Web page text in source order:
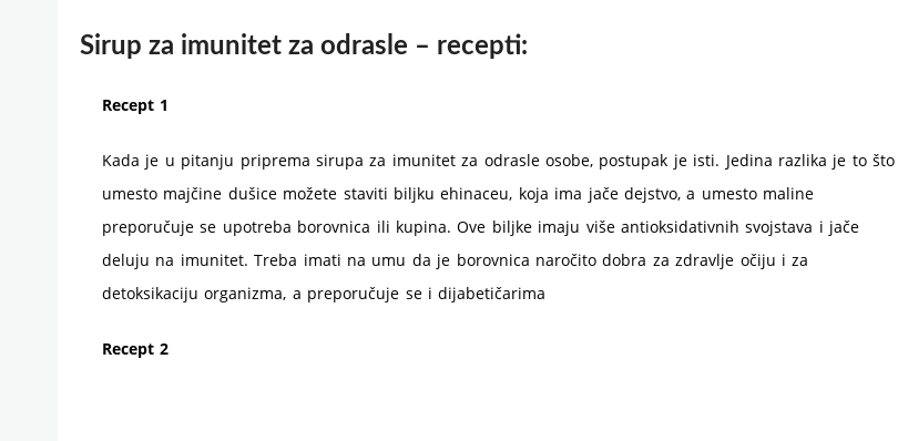
Sirup za imunitet za odrasle – recepti:
Recept 1
Kada je u pitanju priprema sirupa za imunitet za odrasle osobe, postupak je isti. Jedina razlika je to što
umesto majčine dušice možete staviti biljku ehinaceu, koja ima jače dejstvo, a umesto maline
preporučuje se upotreba borovnica ili kupina. Ove biljke imaju više antioksidativnih svojstava i jače
deluju na imunitet. Treba imati na umu da je borovnica naročito dobra za zdravlje očiju i za
detoksikaciju organizma, a preporučuje se i dijabetičarima
Recept 2